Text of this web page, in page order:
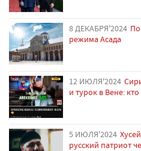
8 ДЕКАБРЯ'2024
режима Асада
12 ИЮЛЯ'2024
и турок в Вене:
5 ИЮЛЯ'2024
русский патриот